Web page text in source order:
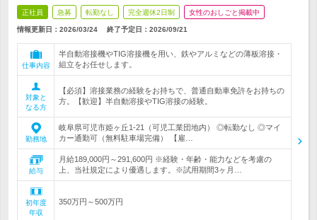
正社員 急募 転勤なし 完全週休2日制 女性のおしごと掲載中
情報更新日：2026/03/24 終了予定日： 2026/09/21
仕事内容
半自動溶接機やTIG溶接機を用い、鉄やアルミなどの薄板溶接・
組立をお任せします。
対象と
なる方
【必須】溶接業務の経験をお持ちで、普通自動車免許をお持ちの
方。【歓迎】半自動溶接やTIG溶接の経験。
勤務地
岐阜県可児市姫ヶ丘1-21（可児工業団地内） ◎転勤なし ◎マイ
カー通勤可（無料駐車場完備） 【雇…
給与
月給189,000円～291,600円 ※経験・年齢・能力などを考慮の
上、当社規定により優遇します。※試用期間3ヶ月…
初年度
年収
350万円～500万円